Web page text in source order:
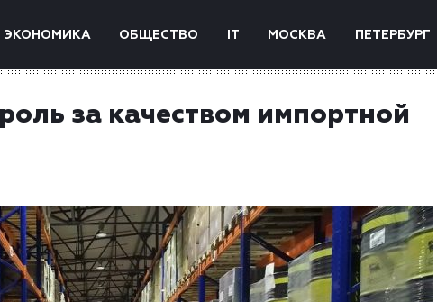
ЭКОНОМИКА ОБЩЕСТВО IT МОСКВА ПЕТЕРБУРГ
за качеством импортной